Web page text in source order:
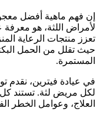
إن فهم ماهية أفضل
لأمراض اللثة، هو
تعزز منتجات الرعاية
حيث تقلل من الحمل
المستمرة.
في عيادة فيترين، نقدم
لكل مريض لثة. تستند كل
العلاج، وعوامل الخطر